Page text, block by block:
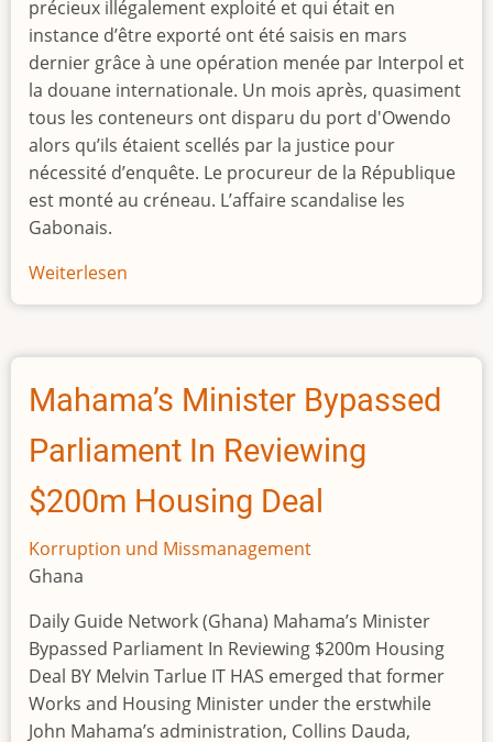
précieux illégalement exploité et qui était en
instance d’être exporté ont été saisis en mars
dernier grâce à une opération menée par Interpol et
la douane internationale. Un mois après, quasiment
tous les conteneurs ont disparu du port d'Owendo
alors qu’ils étaient scellés par la justice pour
nécessité d’enquête. Le procureur de la République
est monté au créneau. L’affaire scandalise les
Gabonais.
Weiterlesen
Disparition
353
conteneurs
de
précieux
Mahama’s Minister Bypassed
Parliament In Reviewing
$200m Housing Deal
Korruption und Missmanagement
Ghana
Daily Guide Network (Ghana) Mahama’s Minister
Bypassed Parliament In Reviewing $200m Housing
Deal BY Melvin Tarlue IT HAS emerged that former
Works and Housing Minister under the erstwhile
John Mahama’s administration, Collins Dauda,